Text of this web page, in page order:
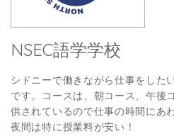
NSEC語学学校
シドニーで働きながら仕事をした
です。コースは、朝コース、午後
供されているので仕事の時間にあ
夜間は特に授業料が安い！